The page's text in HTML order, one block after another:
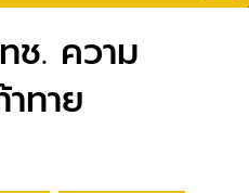
ช. ความ
ทาย